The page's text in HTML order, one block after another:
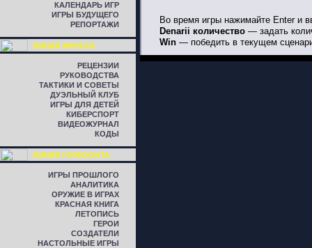
КАЛЕНДАРЬ ИГР
ИГРЫ БУДУЩЕГО
РЕПОРТАЖИ
ЛИНИЯ ФРОНТА
РЕЦЕНЗИИ
РУКОВОДСТВА
ТАКТИКИ И СОВЕТЫ
ДУЭЛЬНЫЙ КЛУБ
ИГРЫ ДЛЯ ДЕТЕЙ
КИБЕРСПОРТ
ВИДЕОЖУРНАЛ
КОДЫ
ЛИНИЯ ГОРИЗОНТА
ИГРЫ ПРОШЛОГО
АНАЛИТИКА
ОРУЖИЕ В ИГРАХ
КРАСНАЯ КНИГА
ЛЕТОПИСЬ
ГЕРОИ
СОЗДАТЕЛИ
НАСТОЛЬНЫЕ ИГРЫ
Во время игры нажимайте Enter и
Denarii количество — задать
Win — победить в текущем